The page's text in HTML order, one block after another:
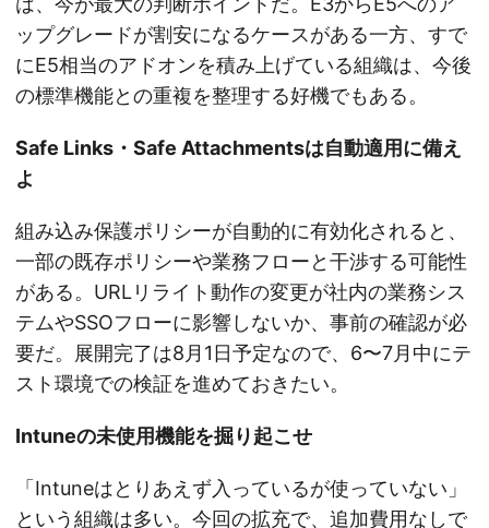
ップグレードが割安になるケースがある一方、すで
にE5相当のアドオンを積み上げている組織は、今後
の標準機能との重複を整理する好機でもある。
Safe Links・Safe Attachmentsは自動適用に備え
よ
組み込み保護ポリシーが自動的に有効化されると、
一部の既存ポリシーや業務フローと干渉する可能性
がある。URLリライト動作の変更が社内の業務シス
テムやSSOフローに影響しないか、事前の確認が必
要だ。展開完了は8月1日予定なので、6〜7月中にテ
スト環境での検証を進めておきたい。
Intuneの未使用機能を掘り起こせ
「Intuneはとりあえず入っているが使っていない」
という組織は多い。今回の拡充で、追加費用なしで